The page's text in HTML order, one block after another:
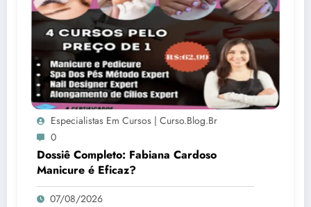
Especialistas Em Cursos | Curso.blog.br
0
Dossiê Completo: Fabiana Cardoso
Manicure é Eficaz?
07/08/2026